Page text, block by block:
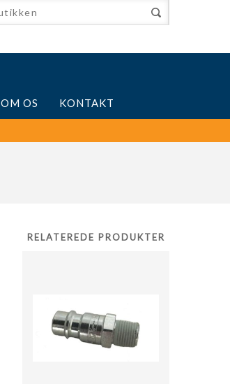
OM OS KONTAKT
RELATEREDE PRODUKTER